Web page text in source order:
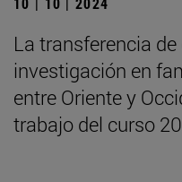
La transferencia
investigación en
entre Oriente y
trabajo del curso